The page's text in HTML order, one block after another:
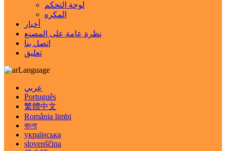
لوحة التحكم
المكره
أخبار
نظرة عامة على المصنع
اتصل بنا
تعليق
Language
عربي
Português
繁體中文
România limbi
বাংলা
українська
slovenščina